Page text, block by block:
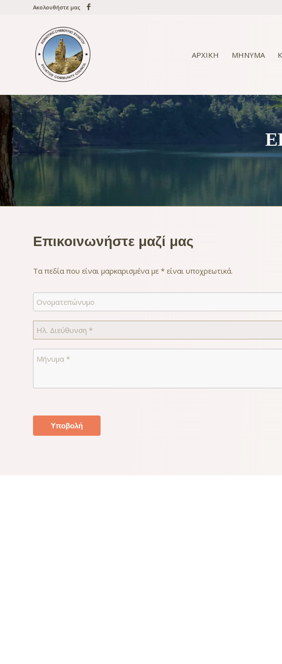
Ακολουθήστε μας
ΑΡΧΙΚΗ ΜΗΝΥΜΑ
Επικοινωνήστε μαζί μας
Τα πεδία που είναι μαρκαρισμένα με * είναι υποχρεωτικά.
Name
Comments